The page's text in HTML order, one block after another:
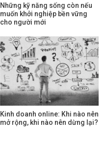
Những kỹ năng sống còn nếu
muốn khởi nghiệp bền vững
cho người mới
Kinh doanh online: Khi nào nên
mở rộng, khi nào nên dừng lại?